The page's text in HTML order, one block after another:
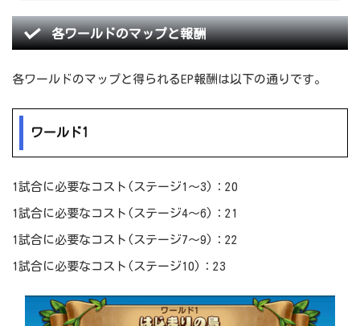
各ワールドのマップと報酬
各ワールドのマップと得られるEP報酬は以下の通りです。
ワールド1
1試合に必要なコスト(ステージ1～3)：20
1試合に必要なコスト(ステージ4～6)：21
1試合に必要なコスト(ステージ7～9)：22
1試合に必要なコスト(ステージ10)：23